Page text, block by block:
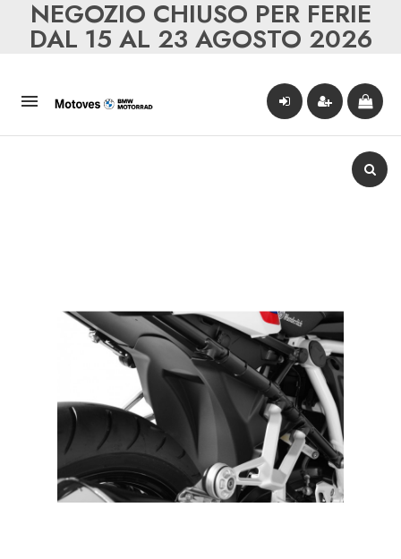
NEGOZIO CHIUSO PER FERIE
DAL 15 AL 23 AGOSTO 2026
